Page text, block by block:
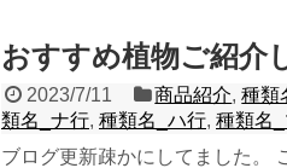
おすすめ植物ご紹介
2023/7/11 商品紹介,種類
類名_ナ行, 種類名_ハ行, 種類名
ブログ更新疎かにしてました。